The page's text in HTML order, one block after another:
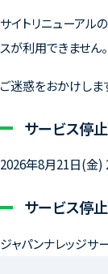
サイトリニューアル
スが利用できません。
ご迷惑をおかけしま
サービス停
2026年8月21日(金)
サービス停
ジャパンナレッジサ